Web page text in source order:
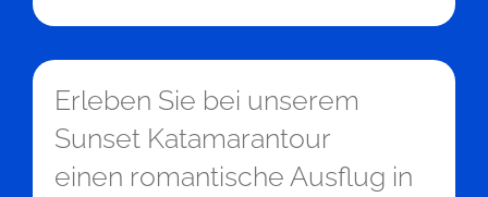
Erleben Sie bei unserem
Sunset Katamarantour
einen romantische Ausflug in